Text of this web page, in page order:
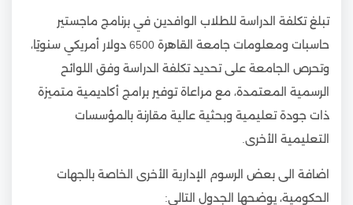
تبلغ تكلفة الدراسة للطلاب الوافدين في برنامج ماجستير
حاسبات ومعلومات جامعة القاهرة 6500 دولار أمريكي سنويًا،
وتحرص الجامعة على تحديد تكلفة الدراسة وفق اللوائح
الرسمية المعتمدة، مع مراعاة توفير برامج أكاديمية متميزة
ذات جودة تعليمية وبحثية عالية مقارنة بالمؤسسات
التعليمية الأخرى.
اضافة الى بعض الرسوم الإدارية الأخرى الخاصة بالجهات
الحكومية، يوضحها الجدول التالي: